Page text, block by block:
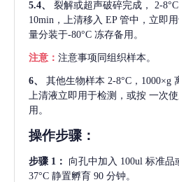
5.4、 裂解或超声破碎完成，
2-
10min，上清移入 EP 管中，立即
量分装于-80°C 冻存备用。
注意： 注意事项同组织样本。
6、 其他生物样本 2-8°C，1000×g
上清液立即用于检测，或按 一次
用。
操作步骤：
步骤 1： 向孔中加入 100ul 标准品
37°C 静置孵育 90 分钟。